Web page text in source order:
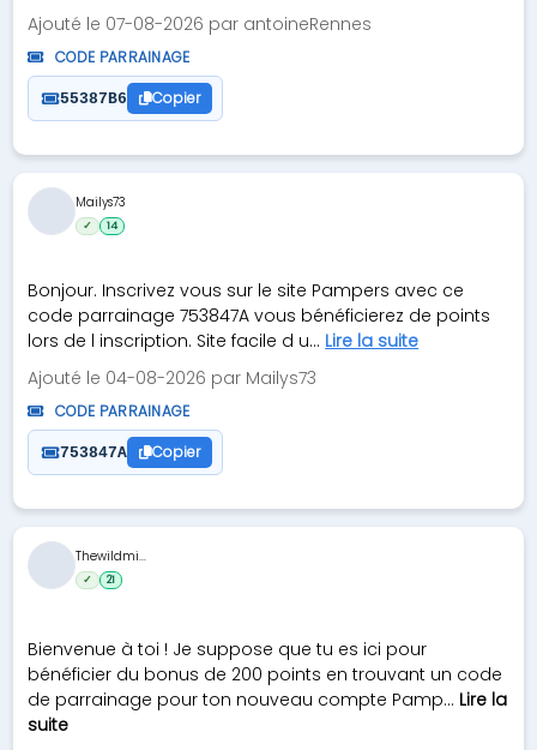
Ajouté le 07-08-2026 par antoineRennes
CODE PARRAINAGE
55387B6 Copier
Bonjour. Inscrivez vous sur le site Pampers avec ce
code parrainage 753847A vous bénéficierez de points
lors de l inscription. Site facile d u... Lire la suite
Ajouté le 04-08-2026 par Mailys73
CODE PARRAINAGE
753847A Copier
Mailys73
✓ 14
Bienvenue à toi ! Je suppose que tu es ici pour
bénéficier du bonus de 200 points en trouvant un code
de parrainage pour ton nouveau compte Pamp... Lire la
suite
Thewildmi...
✓ 21